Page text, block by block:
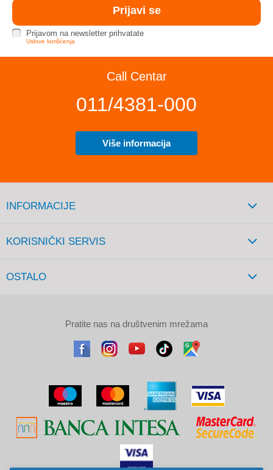
Prijavom na newsletter prihvatate
Uslove korišćenja
Call Centar
011/4381-000
Više informacija
INFORMACIJE
KORISNIČKI SERVIS
OSTALO
Pratite nas na društvenim mrežama